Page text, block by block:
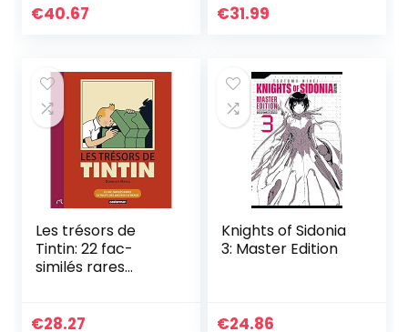
Water Seven to
€40.67 €31.99
Les trésors de
Tintin: 22 fac-
similés rares
€28.27
Knights of Sidonia
3: Master Edition
€24.86